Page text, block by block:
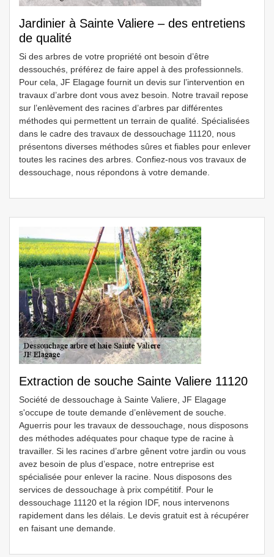
Jardinier à Sainte Valiere – des entretiens
de qualité
Si des arbres de votre propriété ont besoin d’être
dessouchés, préférez de faire appel à des professionnels.
Pour cela, JF Elagage fournit un devis sur l’intervention en
travaux d’arbre dont vous avez besoin. Notre travail repose
sur l’enlèvement des racines d’arbres par différentes
méthodes qui permettent un terrain de qualité. Spécialisées
dans le cadre des travaux de dessouchage 11120, nous
présentons diverses méthodes sûres et fiables pour enlever
toutes les racines des arbres. Confiez-nous vos travaux de
dessouchage, nous répondons à votre demande.
Extraction de souche Sainte Valiere 11120
Société de dessouchage à Sainte Valiere, JF Elagage
s'occupe de toute demande d’enlèvement de souche.
Aguerris pour les travaux de dessouchage, nous disposons
des méthodes adéquates pour chaque type de racine à
travailler. Si les racines d’arbre gênent votre jardin ou vous
avez besoin de plus d’espace, notre entreprise est
spécialisée pour enlever la racine. Nous disposons des
services de dessouchage à prix compétitif. Pour le
dessouchage 11120 et la région IDF, nous intervenons
rapidement dans les délais. Le devis gratuit est à récupérer
en faisant une demande.